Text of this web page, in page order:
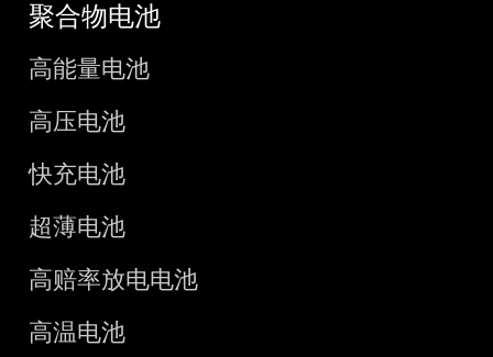
聚合物电池
高能量电池
高压电池
快充电池
超薄电池
高赔率放电电池
高温电池